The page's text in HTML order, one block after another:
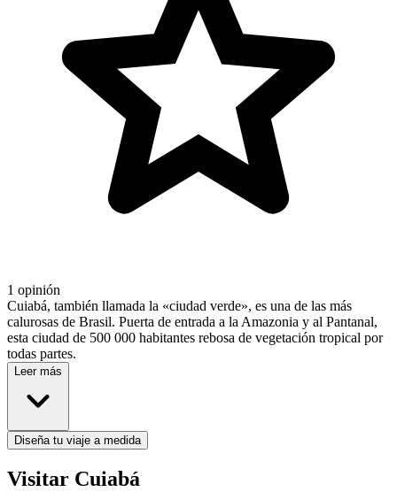
1 opinión
Cuiabá, también llamada la «ciudad verde», es una de las más
calurosas de Brasil. Puerta de entrada a la Amazonia y al Pantanal,
esta ciudad de 500 000 habitantes rebosa de vegetación tropical por
todas partes.
Leer más
Diseña tu viaje a medida
Visitar Cuiabá